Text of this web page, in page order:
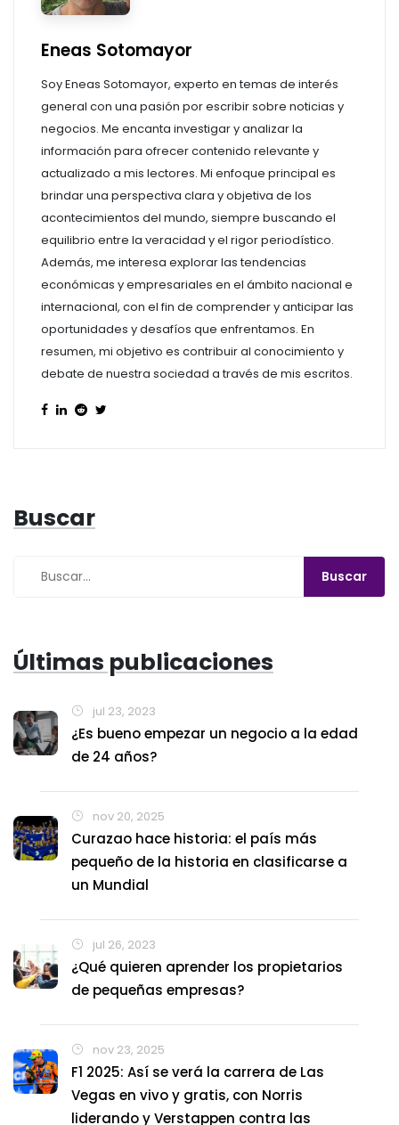
Eneas Sotomayor
Soy Eneas Sotomayor, experto en temas de interés
general con una pasión por escribir sobre noticias y
negocios. Me encanta investigar y analizar la
información para ofrecer contenido relevante y
actualizado a mis lectores. Mi enfoque principal es
brindar una perspectiva clara y objetiva de los
acontecimientos del mundo, siempre buscando el
equilibrio entre la veracidad y el rigor periodístico.
Además, me interesa explorar las tendencias
económicas y empresariales en el ámbito nacional e
internacional, con el fin de comprender y anticipar las
oportunidades y desafíos que enfrentamos. En
resumen, mi objetivo es contribuir al conocimiento y
debate de nuestra sociedad a través de mis escritos.
Buscar
Últimas publicaciones
jul 23, 2023
¿Es bueno empezar un negocio a la edad
de 24 años?
nov 20, 2025
Curazao hace historia: el país más
pequeño de la historia en clasificarse a
un Mundial
jul 26, 2023
¿Qué quieren aprender los propietarios
de pequeñas empresas?
nov 23, 2025
F1 2025: Así se verá la carrera de Las
Vegas en vivo y gratis, con Norris
liderando y Verstappen contra las